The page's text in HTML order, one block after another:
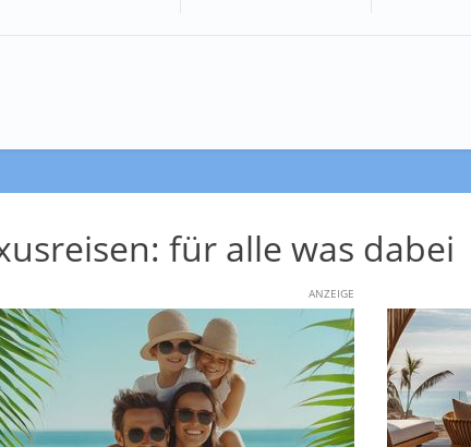
für alle was dabei
ANZEIGE